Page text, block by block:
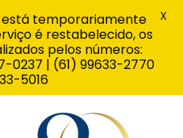
temporariamente
é restabelecido, os
pelos números:
0237 | (61) 99633-2770
5016
X